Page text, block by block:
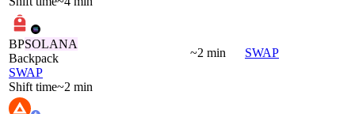
BPSOLANA
Backpack
SWAP
Shift time~2 min
~2 min SWAP